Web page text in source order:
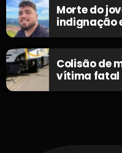
Morte do
indignação
Colisão de
vítima fatal